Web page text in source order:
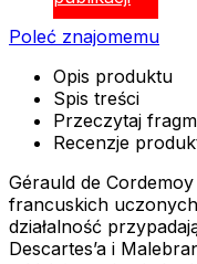
Poleć znajomemu
Opis produktu
Spis treści
Przeczytaj
Recenzje
Gérauld de
francuskich
działalność
Descartes’a i